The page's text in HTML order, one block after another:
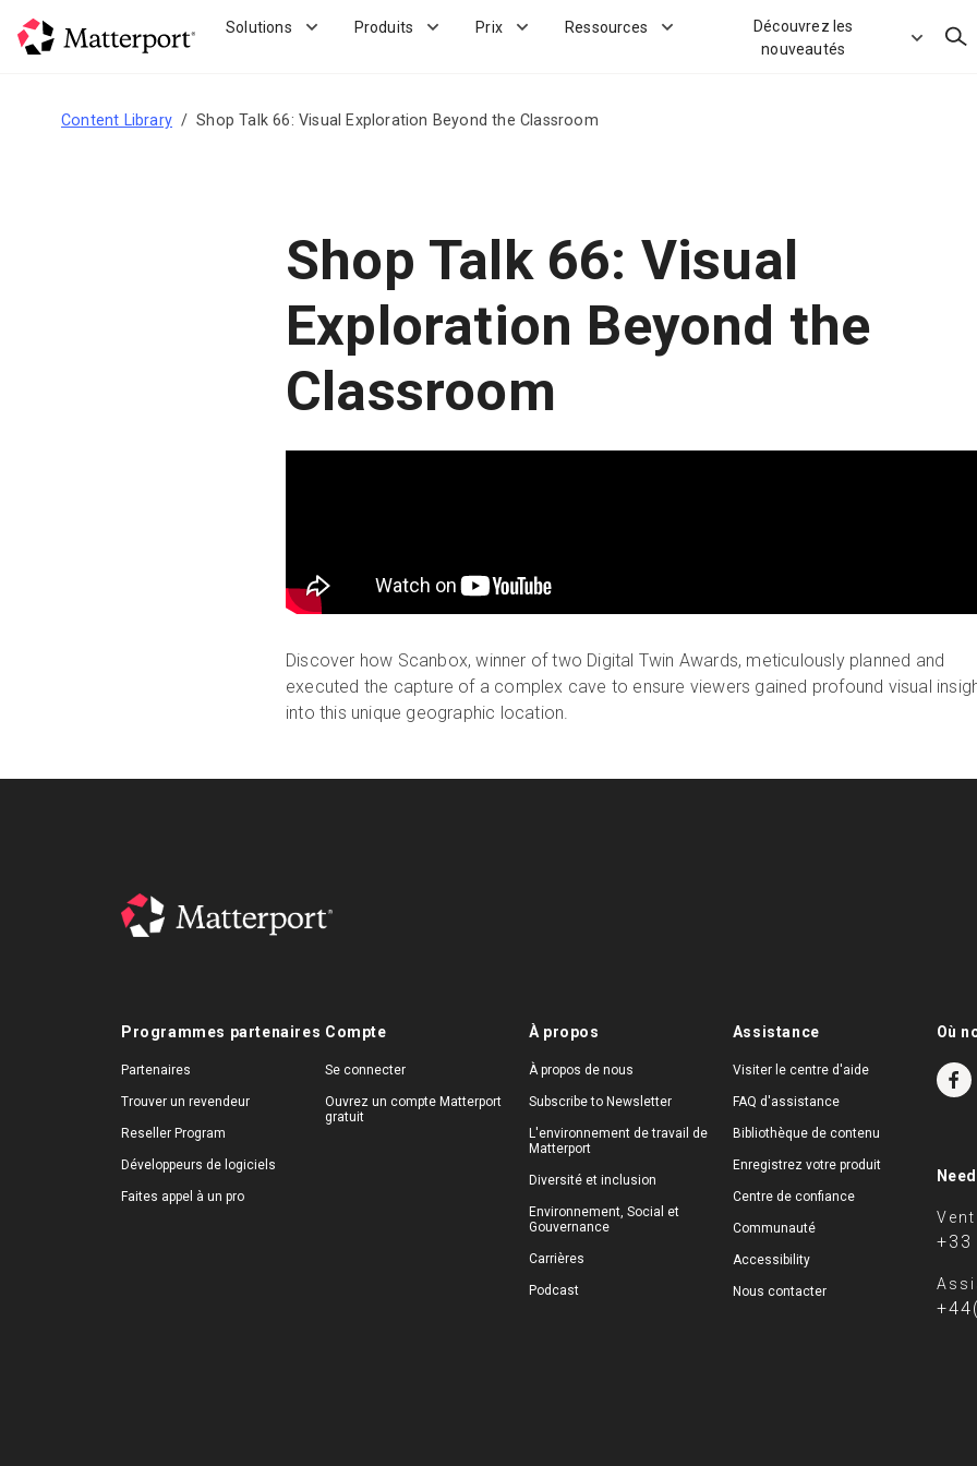
Solutions Produits Prix Ressources
Découvrez les
nouveautés
Content Library Shop Talk 66: Visual Exploration Beyond the Classroom
Shop Talk 66: Visual
Exploration Beyond the
Classroom
Discover how Scanbox, winner of two Digital Twin Awards, meticulously planned and
executed the capture of a complex cave to ensure viewers gained profound visual
into this unique geographic location.
Programmes partenaires
Partenaires
Trouver un revendeur
Reseller Program
Développeurs de logiciels
Faites appel à un pro
Compte
Se connecter
Ouvrez un compte Matterport
gratuit
À propos
À propos de nous
Subscribe to Newsletter
L'environnement de travail de
Matterport
Diversité et inclusion
Environnement, Social et
Gouvernance
Carrières
Podcast
Assistance
Visiter le centre d'aide
FAQ d'assistance
Bibliothèque de contenu
Enregistrez votre produit
Centre de confiance
Communauté
Accessibility
Nous contacter
Où